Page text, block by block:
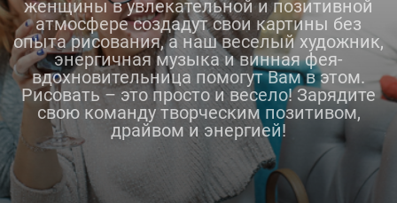
женщины в увлекательной и позитивной
атмосфере создадут свои картины без
опыта рисования, а наш веселый художник,
энергичная музыка и винная фея-
вдохновительница помогут Вам в этом.
Рисовать – это просто и весело! Зарядите
свою команду творческим позитивом,
драйвом и энергией!